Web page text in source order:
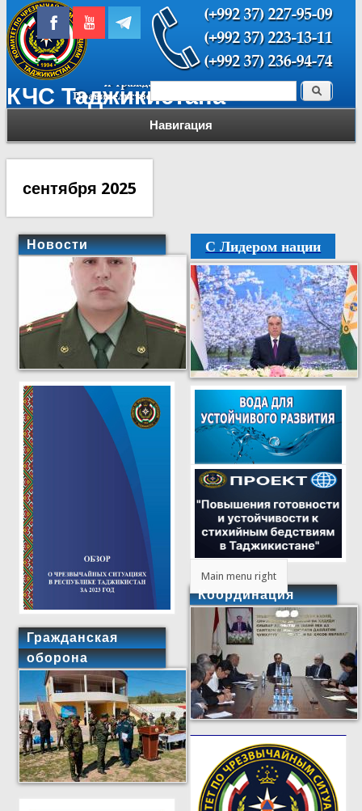
КЧС Таджикистана
Навигация
Форма поиска Поиск
сентября 2025
Новости
Гражданская
оборона
С Лидером нации
Main menu right
Координация